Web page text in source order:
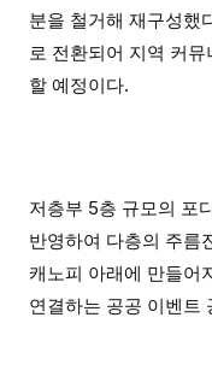
분을 철거해 재구성했
로 전환되어 지역 커
할 예정이다.
저층부 5층 규모의 포
반영하여 다층의 주름
캐노피 아래에 만들어
연결하는 공공 이벤트